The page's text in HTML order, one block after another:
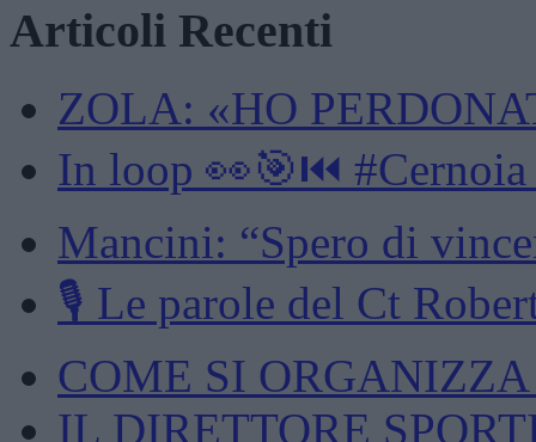
Articoli Recenti
ZOLA: «HO
In loop 👀🎯⏮️ #Cernoia
Mancini: “Spero di
🎙️ Le parole del Ct
COME SI
IL DIRETTORE